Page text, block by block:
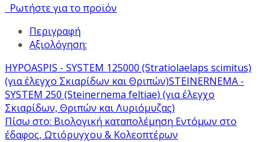
Ρωτήστε για το προϊόν
Περιγραφή
Αξιολόγηση:
HYPOASPIS - SYSTEM 125000 (Stratiolaelaps scimitus)
(για έλεγχο Σκιαρίδων και Θριπών)STEINERNEMA -
SYSTEM 250 (Steinernema feltiae) (για έλεγχο
Σκιαρίδων, Θριπών και Λυριόμυζας)
Πίσω στο: Βιολογική καταπολέμηση Εντόμων στο
έδαφος, Ωτιόρυγχου & Κολεοπτέρων